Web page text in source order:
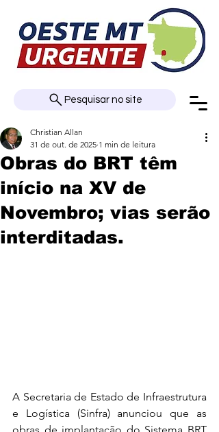
Pesquisar no site
Obras do BRT têm
início na XV de
Novembro; vias serão
interditadas.
Christian Allan
31 de out. de 2025 1 min de leitura
A Secretaria de Estado de Infraestrutura
e Logística (Sinfra) anunciou que as